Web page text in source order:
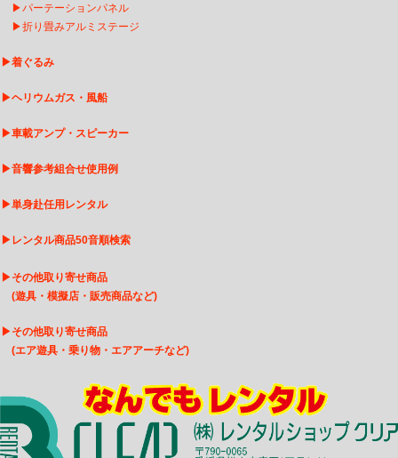
▶パーテーションパネル
▶折り畳みアルミステージ
▶着ぐるみ
▶ヘリウムガス・風船
▶車載アンプ・スピーカー
▶音響参考組合せ使用例
▶単身赴任用レンタル
▶ レンタル商品50音順検索
▶その他取り寄せ商品
(遊具・模擬店・販売商品など)
▶その他取り寄せ商品
(エア遊具・乗り物・エアアーチなど)